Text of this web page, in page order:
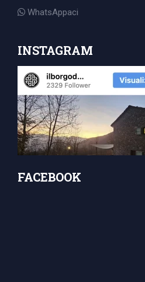
WhatsAppaci
INSTAGRAM
FACEBOOK
for: